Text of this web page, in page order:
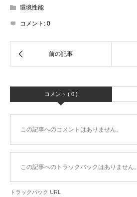
環境性能
コメント: 0
コメント ( 0 )
この記事へのコメントはありません。
この記事へのトラックバックはありません。
トラックバック URL